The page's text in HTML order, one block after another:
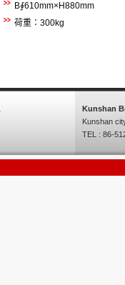
B∮610mm×H880mm
荷重： 300kg
Kunshan
Kunshan
TEL : 86-